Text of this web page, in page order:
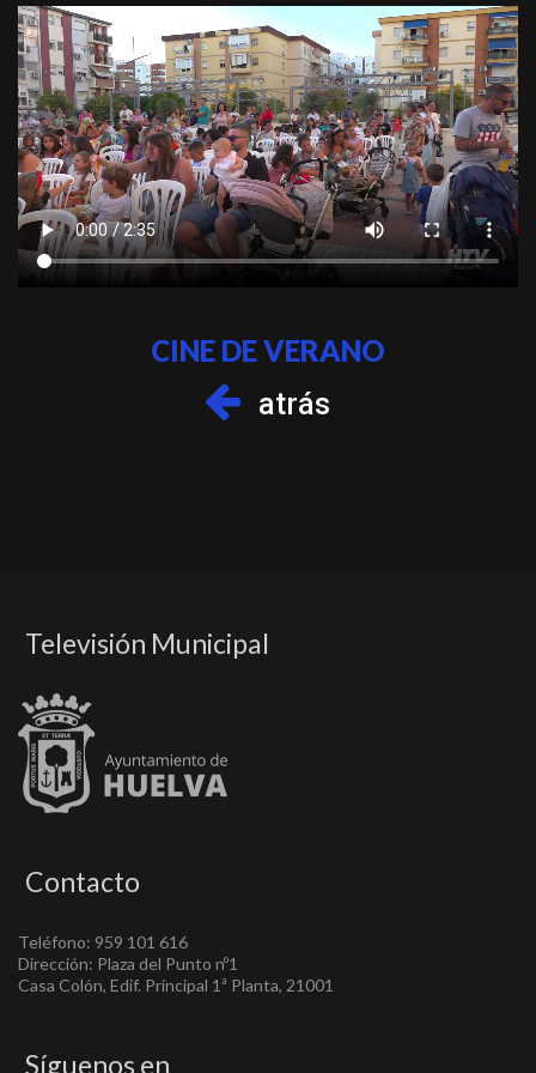
CINE DE VERANO
atrás
Televisión Municipal
Contacto
Teléfono: 959 101 616
Dirección: Plaza del Punto nº1
Casa Colón, Edif. Principal 1ª Planta, 21001
Síguenos en